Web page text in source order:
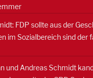
FDP sollte aus der
im Sozialbereich sind der
und Andreas Schmidt